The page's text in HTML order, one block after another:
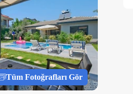
Tüm Fotoğrafları Gör